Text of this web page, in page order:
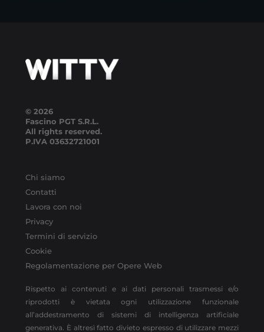
© 2026
Fascino PGT S.R.L.
All rights reserved.
P.IVA 03632721001
Chi siamo
Contatti
Lavora con noi
Privacy
Termini di servizio
Cookie
Regolamentazione per Opere Web
Rispetto ai contenuti e ai dati personali trasmessi e/o
riprodotti è vietata ogni utilizzazione funzionale
all’addestramento di sistemi di intelligenza artificiale
generativa. È altresì fatto divieto espresso di utilizzare mezzi